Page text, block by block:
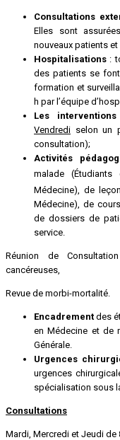
Consultations
Elles sont
nouveaux patients
Hospitalisations :
des patients se
formation et
h par l’équipe
Les
Vendredi selon un
consultation);
Activités
malade
Médecine), de
Médecine), de
de dossiers de
service.
Réunion de
cancéreuses,
Revue de morbi-mortalité.
Encadrement des
en Médecine et de
Générale.
Urgences
urgences
spécialisation sous
Consultations
Mardi, Mercredi et Jeudi de